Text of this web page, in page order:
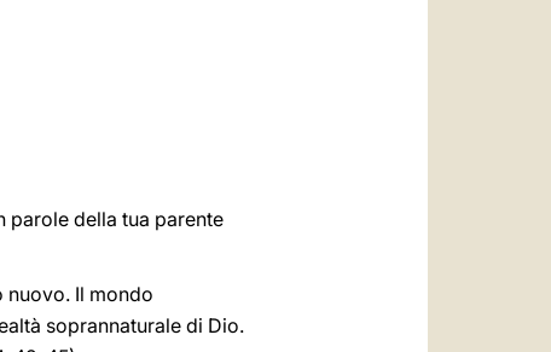
parole della tua parente
nuovo. Il mondo
soprannaturale di Dio.